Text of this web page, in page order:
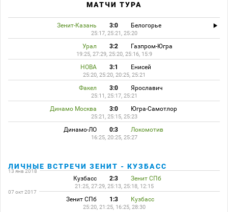
МАТЧИ ТУРА
Зенит-Казань 3:0 Белогорье
25:17, 25:21, 25:20
Урал 3:2 Газпром-Югра
19:25, 27:29, 25:20, 25:16, 15:9
НОВА 3:1 Енисей
25:20, 25:20, 20:25, 25:21
Факел 3:0 Ярославич
25:11, 25:17, 25:21
Динамо Москва 3:0 Югра-Самотлор
25:21, 25:15, 25:23
Динамо-ЛО 0:3 Локомотив
16:25, 20:25, 25:27
ЛИЧНЫЕ ВСТРЕЧИ ЗЕНИТ - КУЗБАСС
13 янв 2018
Кузбасс 2:3 Зенит СПб
21:25, 27:29, 25:13, 25:18, 12:15
07 окт 2017
Зенит СПб 1:3 Кузбасс
25:20, 21:25, 16:25, 28:30